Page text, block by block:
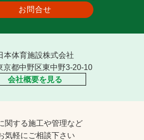
お問合せ
本体育施設株式会社
京都中野区東中野3-20-10
会社概要を見る
関する施工や管理など
気軽にご相談下さい